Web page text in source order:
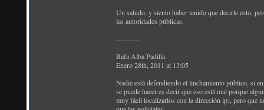
Un saludo, y siento haber tenido que decirle esto,
las autoridades públicas.
----------
Rafa Alba Padilla
Enero 28th, 2011 at 13:05
Nadie está defendiendo el linchamiento público, si
se puede hacer es decir que eso está mal porque
muy fácil localizarlos con la dirección ip), pero que